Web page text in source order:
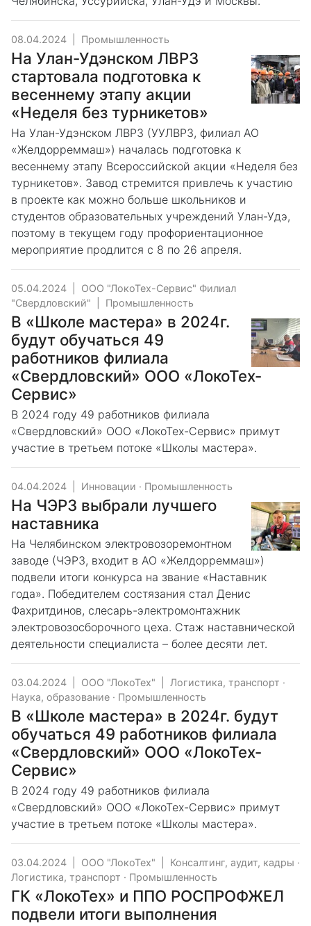
08.04.2024 Промышленность
На Улан-Удэнском ЛВРЗ
стартовала подготовка к
весеннему этапу акции
«Неделя без турникетов»
На Улан-Удэнском ЛВРЗ (УУЛВРЗ, филиал АО
«Желдорреммаш») началась подготовка к
весеннему этапу Всероссийской акции «Неделя без
турникетов». Завод стремится привлечь к участию
в проекте как можно больше школьников и
студентов образовательных учреждений Улан-Удэ,
поэтому в текущем году профориентационное
мероприятие продлится с 8 по 26 апреля.
05.04.2024
ООО "ЛокоТех-Сервис" Филиал
"Свердловский"
Промышленность
В «Школе мастера» в 2024г.
будут обучаться 49
работников филиала
«Свердловский» ООО «ЛокоТех-
Сервис»
В 2024 году 49 работников филиала
«Свердловский» ООО «ЛокоТех-Сервис» примут
участие в третьем потоке «Школы мастера».
04.04.2024 Инновации · Промышленность
На ЧЭРЗ выбрали лучшего
наставника
На Челябинском электровозоремонтном
заводе (ЧЭРЗ, входит в АО «Желдорреммаш»)
подвели итоги конкурса на звание «Наставник
года». Победителем состязания стал Денис
Фахритдинов, слесарь-электромонтажник
электровозосборочного цеха. Стаж наставнической
деятельности специалиста – более десяти лет.
03.04.2024 ООО "ЛокоТех" Логистика, транспорт ·
Наука, образование · Промышленность
В «Школе мастера» в 2024г. будут
обучаться 49 работников филиала
«Свердловский» ООО «ЛокоТех-
Сервис»
В 2024 году 49 работников филиала
«Свердловский» ООО «ЛокоТех-Сервис» примут
участие в третьем потоке «Школы мастера».
03.04.2024 ООО "ЛокоТех" Консалтинг, аудит, кадры ·
Логистика, транспорт · Промышленность
ГК «ЛокоТех» и ППО РОСПРОФЖЕЛ
подвели итоги выполнения